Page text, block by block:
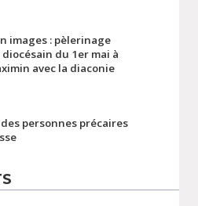
images : pèlerinage
du 1er mai à
avec la diaconie
des personnes précaires